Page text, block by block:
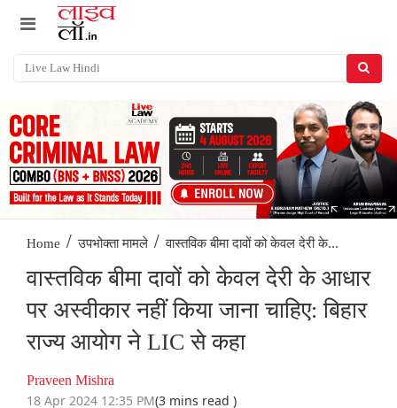
Home / उपभोक्ता मामले / वास्तविक बीमा दावों को केवल देरी के...
वास्तविक बीमा दावों को केवल देरी के आधार
पर अस्वीकार नहीं किया जाना चाहिए: बिहार
राज्य आयोग ने LIC से कहा
Praveen Mishra
18 Apr 2024 12:35 PM(3 mins read )